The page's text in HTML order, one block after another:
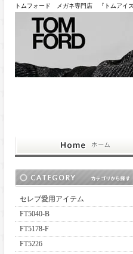
トムフォード メガネ専門店 『トムアイズ
セレブ愛用アイテム
FT5040-B
FT5178-F
FT5226